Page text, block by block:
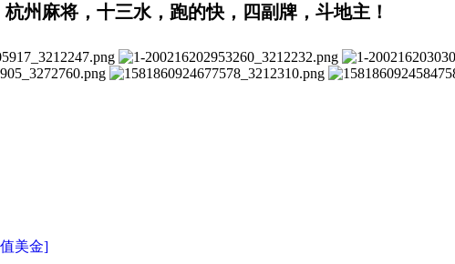
州麻将，十三水，跑的快，四副牌，斗地主！
美金]